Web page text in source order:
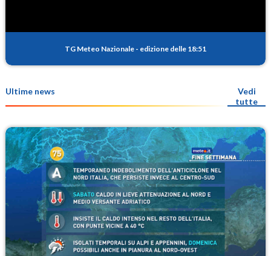
TG Meteo Nazionale - edizione delle 18:51
Ultime news
Vedi
tutte